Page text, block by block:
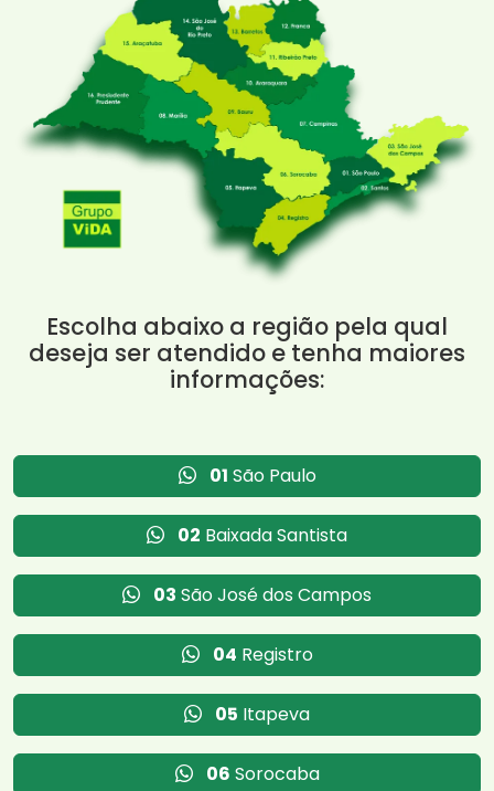
Escolha abaixo a região pela qual
deseja ser atendido e tenha maiores
informações:
01 São Paulo
02 Baixada Santista
03 São José dos Campos
04 Registro
05 Itapeva
06 Sorocaba